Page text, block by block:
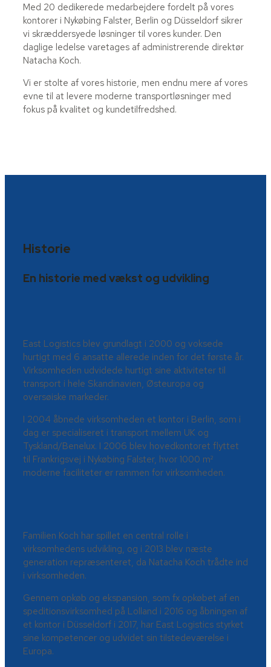
Med 20 dedikerede medarbejdere fordelt på vores
kontorer i Nykøbing Falster, Berlin og Düsseldorf sikrer
vi skræddersyede løsninger til vores kunder. Den
daglige ledelse varetages af administrerende direktør
Natacha Koch.
Vi er stolte af vores historie, men endnu mere af vores
evne til at levere moderne transportløsninger med
fokus på kvalitet og kundetilfredshed.
Historie
En historie med vækst og udvikling
East Logistics blev grundlagt i 2000 og voksede
hurtigt med 6 ansatte allerede inden for det første år.
Virksomheden udvidede hurtigt sine aktiviteter til
transport i hele Skandinavien, Østeuropa og
oversøiske markeder.
I 2004 åbnede virksomheden et kontor i Berlin, som i
dag er specialiseret i transport mellem UK og
Tyskland/Benelux. I 2006 blev hovedkontoret flyttet
til Frankrigsvej i Nykøbing Falster, hvor 1000 m²
moderne faciliteter er rammen for virksomheden.
Familien Koch har spillet en central rolle i
virksomhedens udvikling, og i 2013 blev næste
generation repræsenteret, da Natacha Koch trådte ind
i virksomheden.
Gennem opkøb og ekspansion, som fx opkøbet af en
speditionsvirksomhed på Lolland i 2016 og åbningen af
et kontor i Düsseldorf i 2017, har East Logistics styrket
sine kompetencer og udvidet sin tilstedeværelse i
Europa.